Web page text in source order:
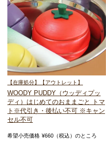
【在庫処分】【アウトレット】
WOODY PUDDY（ウッディプッ
ディ） はじめてのおままごと トマ
ト ※代引き・後払い不可 ※キャン
セル不可
希望小売価格 ¥660 （税込）のところ